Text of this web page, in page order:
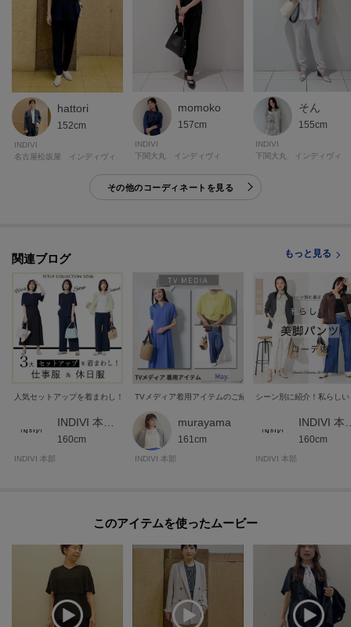
再入荷通知や、値下げ情報・在庫状況をメルマガにてお知らせ♪
マイページでお気に入り一覧をチェックでき、
自分だけのお買い物リストがつくれる♪
-・-・-・-・-・-・-・-・-・-・-・-・-・-・-・-・-・-・-・-・-・-
た、パソコン・スマートフォンなどの環境により、若干製品と画像のカラー
が異なる場合もございます。
透け感：ややあり
伸縮性：ややあり
生地の厚み：普通
裏地：なし
洗濯方法：洗濯機洗い可
モデル情報：身長167cm B79 W59 H87 着用サイズ：38（M）
hattori
152cm
INDIVI
名古屋松坂屋 インディヴィ
momoko
157cm
INDIVI
下関大丸 インディヴィ
そん
155cm
INDIVI
下関大丸 インディヴィ
その他のコーディネートを見る
関連ブログ もっと見る
人気セットアップを着まわし！仕事服＆休日服
160cm
INDIVI 本部
TVメディア着用アイテムのご紹介 May.
murayama
161cm
INDIVI 本部
シーン別に紹介！私らし
160cm
INDIVI 本部
このアイテムを使ったムービー